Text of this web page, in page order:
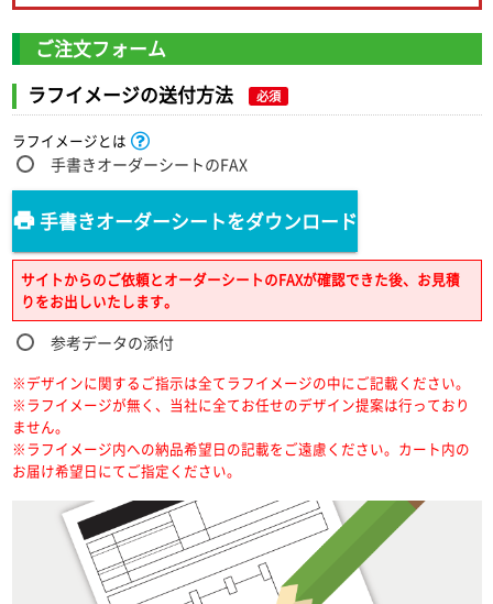
ご注文フォーム
ラフイメージの送付方法
必須
ラフイメージとは
手書きオーダーシートのFAX
手書きオーダーシートをダウンロード
サイトからのご依頼とオーダーシートのFAXが確認できた後、お見積
りをお出しいたします。
参考データの添付
※デザインに関するご指示は全てラフイメージの中にご記載ください。
※ラフイメージが無く、当社に全てお任せのデザイン提案は行っており
ません。
※ラフイメージ内への納品希望日の記載をご遠慮ください。カート内の
お届け希望日にてご指定ください。